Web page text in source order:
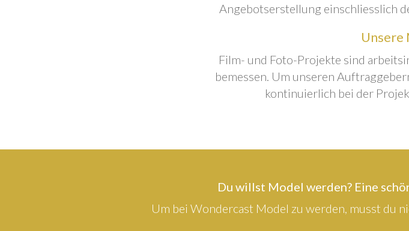
Angebotserstellung einschliesslich
Unsere
Film- und Foto-Projekte sind
bemessen. Um unseren
kontinuierlich bei der
Du willst Model werden? Eine
Um bei Wondercast Model zu werden, musst du